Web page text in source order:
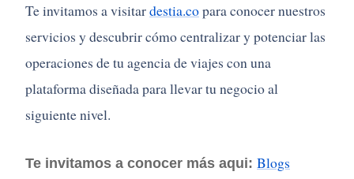
Te invitamos a visitardestia.copara conocer nuestros
servicios y descubrir cómo centralizar y potenciar las
operaciones de tu agencia de viajes con una
plataforma diseñada para llevar tu negocio al
siguiente nivel.
Te invitamos a conocer más aqui: Blogs